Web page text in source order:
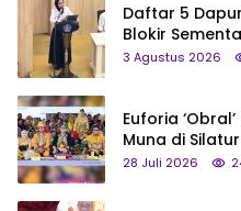
Daftar 5
Blokir
3 Agustus 2026
Euforia
Muna di
Saya Bukan
28 Juli 2026